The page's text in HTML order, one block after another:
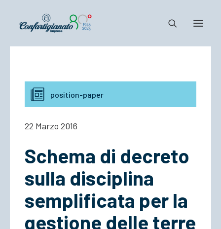
Confartigianato
Associarsi
position-paper
22 Marzo 2016
Schema di decreto
sulla disciplina
semplificata per la
gestione delle terre